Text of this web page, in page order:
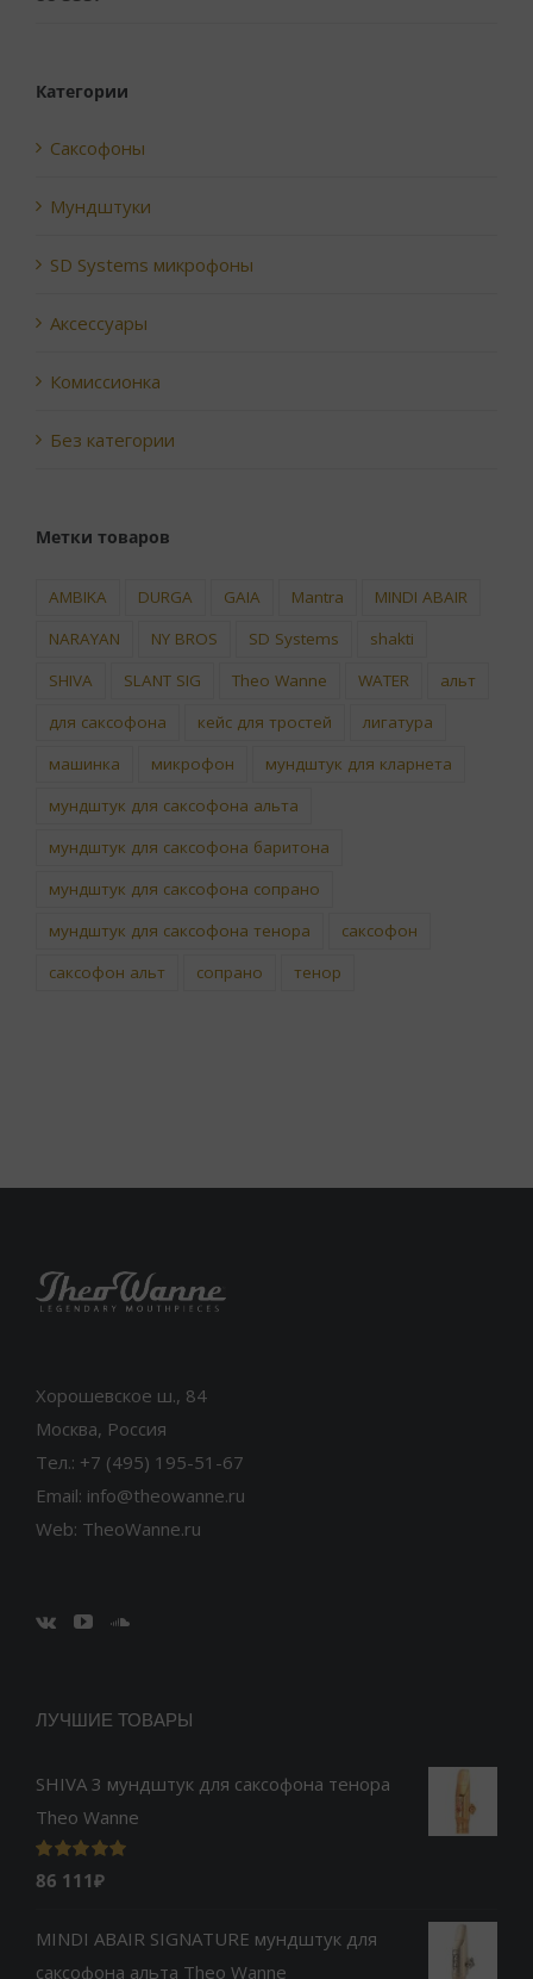
из 5
Категории
Саксофоны
Мундштуки
SD Systems микрофоны
Аксессуары
Комиссионка
Без категории
Метки товаров
AMBIKA DURGA GAIA Mantra
MINDI ABAIR
NARAYAN
NY BROS SD Systems
shakti
SHIVA
SLANT SIG Theo Wanne WATER
альт
для саксофона
кейс для тростей
лигатура
машинка
микрофон
мундштук для кларнета
мундштук для саксофона альта
мундштук для саксофона баритона
мундштук для саксофона сопрано
мундштук для саксофона тенора
саксофон
саксофон альт
сопрано тенор
Хорошевское ш., 84
Москва, Россия
Тел.: +7 (495) 195-51-67
Email: info@theowanne.ru
Web: TheoWanne.ru
ЛУЧШИЕ ТОВАРЫ
SHIVA 3 мундштук для саксофона тенора
Theo Wanne
Оценка 5.00
из 5
86 111₽
MINDI ABAIR SIGNATURE мундштук для
саксофона альта Theo Wanne